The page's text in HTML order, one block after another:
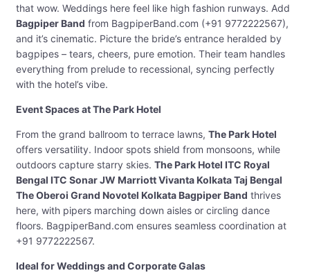
that wow. Weddings here feel like high fashion runways. Add
Bagpiper Band from BagpiperBand.com (+91 9772222567),
and it’s cinematic. Picture the bride’s entrance heralded by
bagpipes – tears, cheers, pure emotion. Their team handles
everything from prelude to recessional, syncing perfectly
with the hotel’s vibe.
Event Spaces at The Park Hotel
From the grand ballroom to terrace lawns, The Park Hotel
offers versatility. Indoor spots shield from monsoons, while
outdoors capture starry skies. The Park Hotel ITC Royal
Bengal ITC Sonar JW Marriott Vivanta Kolkata Taj Bengal
The Oberoi Grand Novotel Kolkata Bagpiper Band thrives
here, with pipers marching down aisles or circling dance
floors. BagpiperBand.com ensures seamless coordination at
+91 9772222567.
Ideal for Weddings and Corporate Galas